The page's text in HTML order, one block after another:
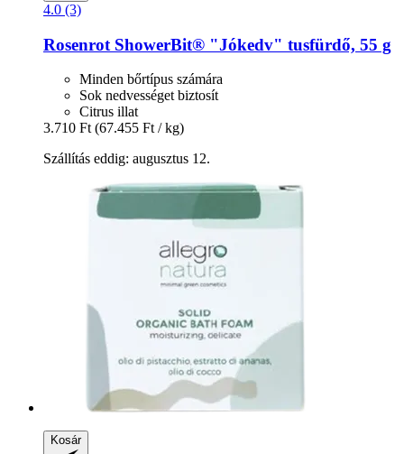
4.0 (3)
Rosenrot ShowerBit® "Jókedv" tusfürdő, 55 g
Minden bőrtípus számára
Sok nedvességet biztosít
Citrus illat
3.710 Ft (67.455 Ft / kg)
Szállítás eddig: augusztus 12.
Kosár